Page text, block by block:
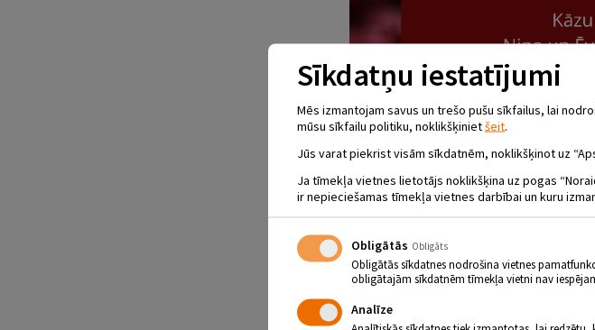
Sīkdatņu iestatījumi
Mēs izmantojam savus un trešo pušu sīkfailus, lai
mūsu sīkfailu politiku, noklikšķinietšeit.
Jūs varat piekrist visām sīkdatnēm, noklikšķinot uz
Ja tīmekļa vietnes lietotājs noklikšķina uz pogas
ir nepieciešamas tīmekļa vietnes darbībai un kuru
Obligātās Obligāts
Obligātās sīkdatnes nodrošina vietnes
obligātajām sīkdatnēm tīmekļa vietni nav
Analīze